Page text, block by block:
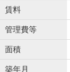
賃料
管理費等
面積
築年月